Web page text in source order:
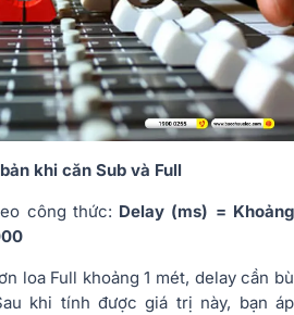
khi căn Sub và Full
công thức: Delay (ms) = Khoảng
loa Full khoảng 1 mét, delay cần bù
khi tính được giá trị này, bạn áp